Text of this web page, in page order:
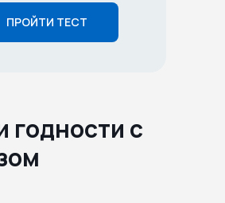
ПРОЙТИ ТЕСТ
годности с